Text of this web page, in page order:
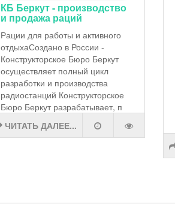
КБ Беркут - производство
и продажа раций
Рации для работы и активного
отдыхаСоздано в России -
Конструкторское Бюро Беркут
осуществляет полный цикл
разработки и производства
радиостанций Конструкторское
Бюро Беркут разрабатывает, п
ЧИТАТЬ ДАЛЕЕ...